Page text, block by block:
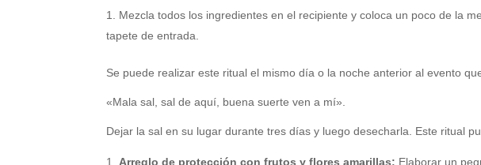
Mezcla todos los ingredientes en el recipiente y coloca un poco de la
tapete de entrada.
Se puede realizar este ritual el mismo día o la noche anterior al evento
«Mala sal, sal de aquí, buena suerte ven a mí».
Dejar la sal en su lugar durante tres días y luego desecharla. Este ritual
Arreglo de protección con frutos y flores amarillas: Elaborar un